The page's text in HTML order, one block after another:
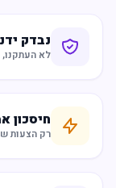
נבדק
לא העתקנו,
חיסכון
רק הצעות